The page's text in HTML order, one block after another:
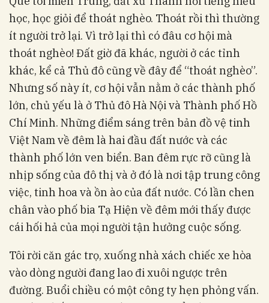
học, học giỏi để thoát nghèo. Thoát rồi thì thường
ít người trở lại. Vì trở lại thì có đâu cơ hội mà
thoát nghèo! Đất giờ đã khác, người ở các tỉnh
khác, kể cả Thủ đô cũng về đây để “thoát nghèo”.
Nhưng số này ít, cơ hội vẫn nằm ở các thành phố
lớn, chủ yếu là ở Thủ đô Hà Nội và Thành phố Hồ
Chí Minh. Những điểm sáng trên bản đồ vệ tinh
Việt Nam về đêm là hai đầu đất nước và các
thành phố lớn ven biển. Ban đêm rực rỡ cũng là
nhịp sống của đô thị và ở đó là nơi tập trung công
việc, tinh hoa và ồn ào của đất nước. Có lần chen
chân vào phố bia Tạ Hiện về đêm mới thấy được
cái hối hả của mọi người tận hưởng cuộc sống.
Tôi rời căn gác trọ, xuống nhà xách chiếc xe hòa
vào dòng người đang lao đi xuôi ngược trên
đường. Buổi chiều có một công ty hẹn phỏng vấn.